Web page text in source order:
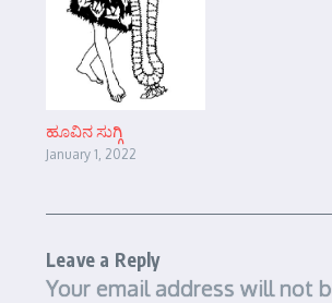
ಹೂವಿನ ಸುಗ್ಗಿ
January 1, 2022
Leave a Reply
Your email address will not